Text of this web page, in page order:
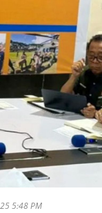
5:48 PM